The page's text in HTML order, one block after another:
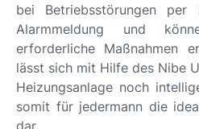
bei Betriebsstörungen per
Alarmmeldung und
erforderliche Maßnahmen
lässt sich mit Hilfe des Nibe
Heizungsanlage noch
somit für jedermann die
dar.